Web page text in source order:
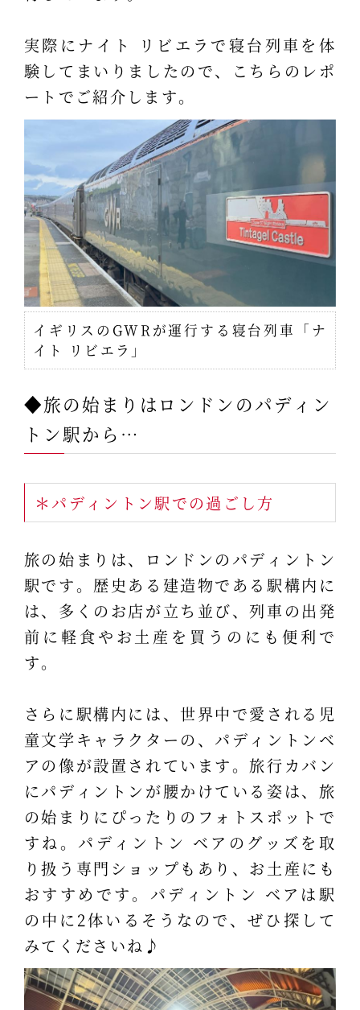
実際にナイト リビエラで寝台列車を体
験してまいりましたので、こちらのレポ
ートでご紹介します。
イギリスのGWRが運行する寝台列車「ナ
イト リビエラ」
◆旅の始まりはロンドンのパディン
トン駅から…
＊パディントン駅での過ごし方
旅の始まりは、ロンドンのパディントン
駅です。歴史ある建造物である駅構内に
は、多くのお店が立ち並び、列車の出発
前に軽食やお土産を買うのにも便利で
す。
さらに駅構内には、世界中で愛される児
童文学キャラクターの、パディントンベ
アの像が設置されています。旅行カバン
にパディントンが腰かけている姿は、旅
の始まりにぴったりのフォトスポットで
すね。パディントン ベアのグッズを取
り扱う専門ショップもあり、お土産にも
おすすめです。パディントン ベアは駅
の中に2体いるそうなので、ぜひ探して
みてくださいね♪